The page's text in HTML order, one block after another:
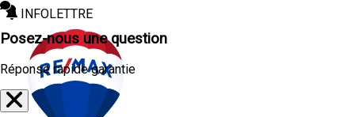
INFOLETTRE
Posez-nous une question
Réponse rapide garantie